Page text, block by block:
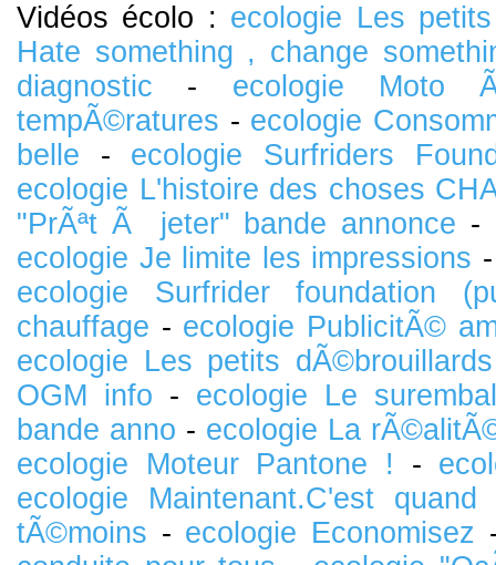
Vidéos écolo : ecologie Les
Hate something , change
diagnostic - ecologie Moto
tempÃ©ratures - ecologie
belle - ecologie Surfriders
ecologie L'histoire des choses
"PrÃªt Ã jeter" bande annonce -
ecologie Je limite les impressions
ecologie Surfrider foundation
chauffage - ecologie PublicitÃ©
ecologie Les petits
OGM info - ecologie Le
bande anno - ecologie La
ecologie Moteur Pantone ! -
ecologie Maintenant.C'est quand
tÃ©moins - ecologie Economisez